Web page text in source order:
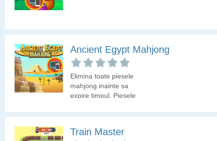
Ancient Egypt Mahjong
Elimina toate piesele
mahjong inainte sa
expire timpul. Piesele
Train Master